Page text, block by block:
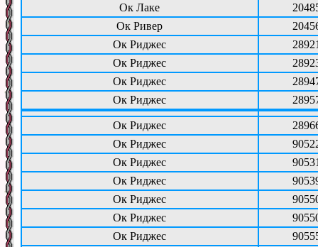
Ок Лаке
Ок Ривер
Ок Риджес
Ок Риджес
Ок Риджес
Ок Риджес
Ок Риджес
Ок Риджес
Ок Риджес
Ок Риджес
Ок Риджес
Ок Риджес
Ок Риджес